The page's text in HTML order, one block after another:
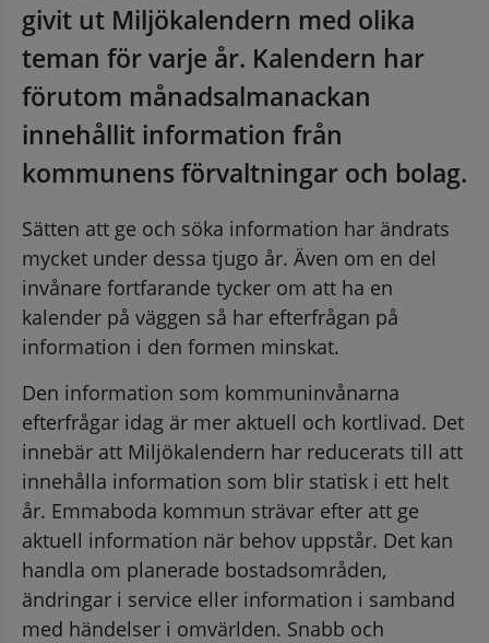
givit ut Miljökalendern med olika
teman för varje år. Kalendern har
förutom månadsalmanackan
innehållit information från
kommunens förvaltningar och bolag.
Sätten att ge och söka information har ändrats
mycket under dessa tjugo år. Även om en del
invånare fortfarande tycker om att ha en
kalender på väggen så har efterfrågan på
information i den formen minskat.
Den information som kommuninvånarna
efterfrågar idag är mer aktuell och kortlivad. Det
innebär att Miljökalendern har reducerats till att
innehålla information som blir statisk i ett helt
år. Emmaboda kommun strävar efter att ge
aktuell information när behov uppstår. Det kan
handla om planerade bostadsområden,
ändringar i service eller information i samband
med händelser i omvärlden. Snabb och